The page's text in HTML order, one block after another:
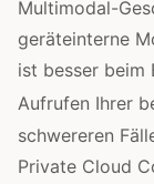
Multimodal-
geräteinterne
ist besser beim
Aufrufen Ihrer
schwereren
Private Cloud